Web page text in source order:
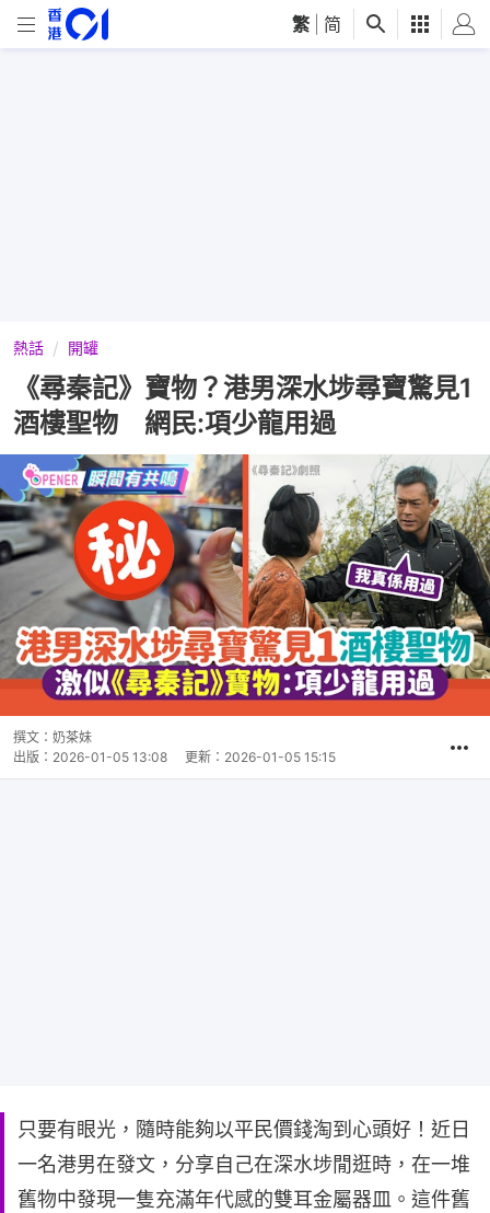
繁 简
熱話 開罐
《尋秦記》寶物？港男深水埗尋寶驚見1
酒樓聖物 網民:項少龍用過
撰文： 奶茶妹
出版： 2026-01-05 13:08 更新： 2026-01-05 15:15
只要有眼光，隨時能夠以平民價錢淘到心頭好！近日
一名港男在發文，分享自己在深水埗閒逛時，在一堆
舊物中發現一隻充滿年代感的雙耳金屬器皿。這件舊